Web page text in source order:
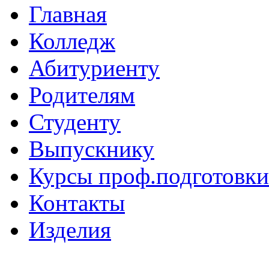
Главная
Колледж
Абитуриенту
Родителям
Студенту
Выпускнику
Курсы проф.подготовки
Контакты
Изделия